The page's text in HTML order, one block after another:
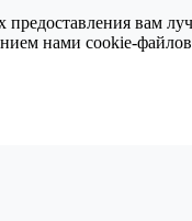
вам
нами cookie-